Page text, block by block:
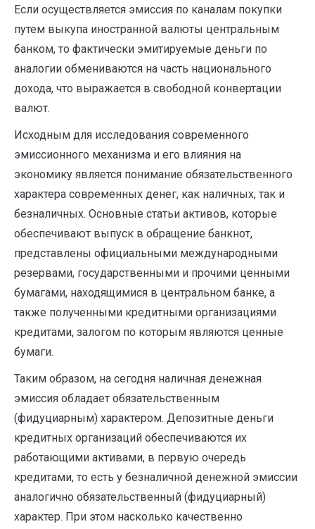
Если осуществляется эмиссия по каналам покупки
путем выкупа иностранной валюты центральным
банком, то фактически эмитируемые деньги по
аналогии обмениваются на часть национального
дохода, что выражается в свободной конвертации
валют.
Исходным для исследования современного
эмиссионного механизма и его влияния на
экономику является понимание обязательственного
характера современных денег, как наличных, так и
безналичных. Основные статьи активов, которые
обеспечивают выпуск в обращение банкнот,
представлены официальными международными
резервами, государственными и прочими ценными
бумагами, находящимися в центральном банке, а
также полученными кредитными организациями
кредитами, залогом по которым являются ценные
бумаги.
Таким образом, на сегодня наличная денежная
эмиссия обладает обязательственным
(фидуциарным) характером. Депозитные деньги
кредитных организаций обеспечиваются их
работающими активами, в первую очередь
кредитами, то есть у безналичной денежной эмиссии
аналогично обязательственный (фидуциарный)
характер. При этом насколько качественно